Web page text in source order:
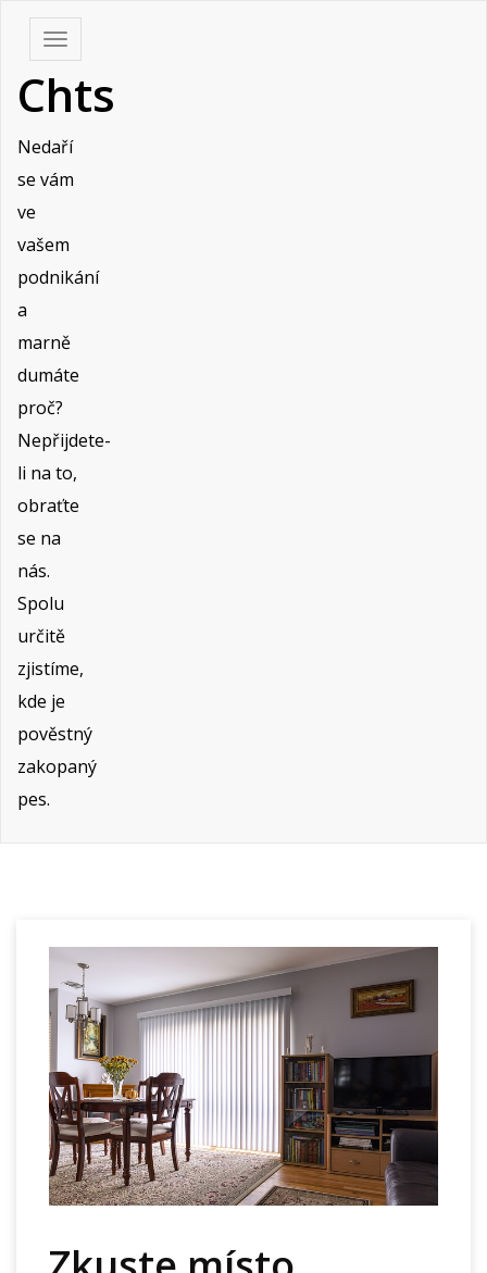
Skip
content
Toggle
navigation
Chts
Nedaří
se vám
ve
vašem
podnikání
a
marně
dumáte
proč?
Nepřijdete-
li na to,
obraťte
se na
nás.
Spolu
určitě
zjistíme,
kde je
pověstný
zakopaný
pes.